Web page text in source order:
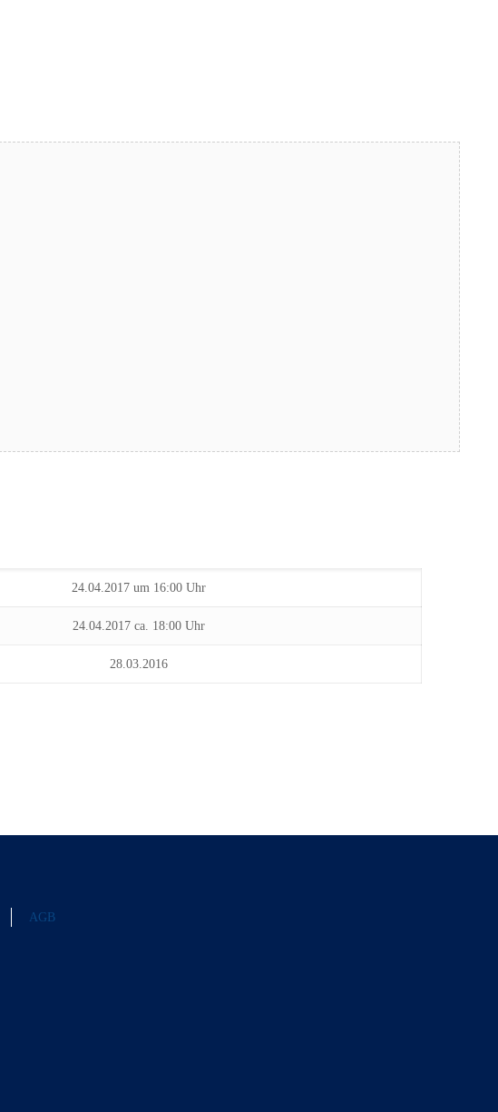
24.04.2017 um 16:00 Uhr
24.04.2017 ca. 18:00 Uhr
28.03.2016
AGB